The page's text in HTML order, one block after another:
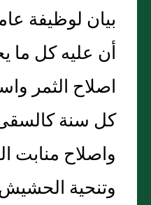
بيان لوظيفة
أن عليه كل ما
اصلاح الثمر
كل سنة كالسقى
واصلاح منابت
وتنحية